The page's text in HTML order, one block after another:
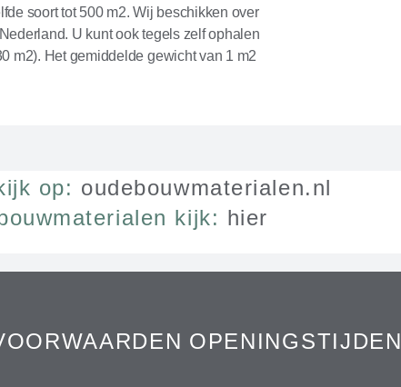
soort tot 500 m2. Wij beschikken over
U kunt ook tegels zelf ophalen
m2). Het gemiddelde gewicht van 1 m2
op: oudebouwmaterialen.nl
kijk: hier
OPENINGSTIJDEN